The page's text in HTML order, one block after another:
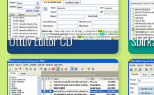
Ottův Editor CD